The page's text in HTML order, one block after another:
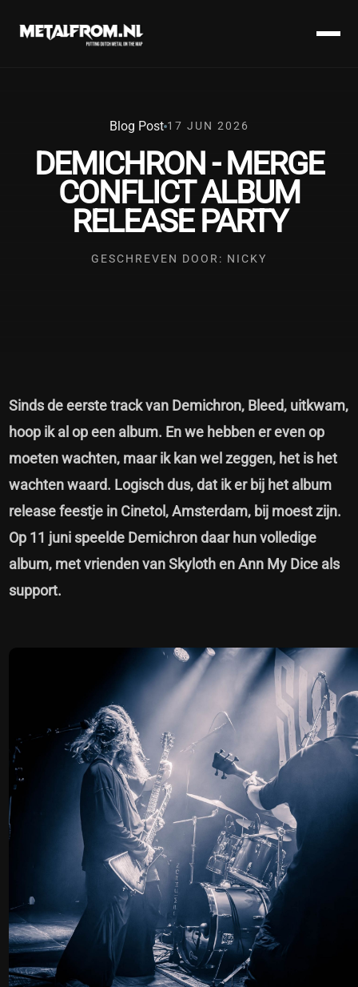
Blog Post 17 JUN 2026
DEMICHRON - MERGE
CONFLICT ALBUM
RELEASE PARTY
GESCHREVEN DOOR: NICKY
Sinds de eerste track van Demichron, Bleed, uitkwam,
hoop ik al op een album. En we hebben er even op
moeten wachten, maar ik kan wel zeggen, het is het
wachten waard. Logisch dus, dat ik er bij het album
release feestje in Cinetol, Amsterdam, bij moest zijn.
Op 11 juni speelde Demichron daar hun volledige
album, met vrienden van Skyloth en Ann My Dice als
support.